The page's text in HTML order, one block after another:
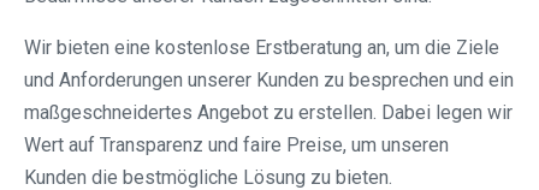
Wir bieten eine kostenlose Erstberatung an, um die Ziele
und Anforderungen unserer Kunden zu besprechen und ein
maßgeschneidertes Angebot zu erstellen. Dabei legen wir
Wert auf Transparenz und faire Preise, um unseren
Kunden die bestmögliche Lösung zu bieten.